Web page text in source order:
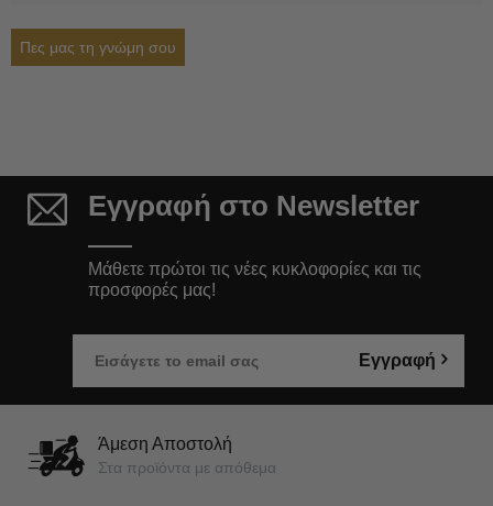
Πες μας τη γνώμη σου
Εγγραφή στο Newsletter
Μάθετε πρώτοι τις νέες κυκλοφορίες και τις
προσφορές μας!
Εγγραφή
Άμεση Αποστολή
Στα προϊόντα με απόθεμα